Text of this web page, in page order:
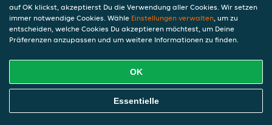
Falafel Teller
12,50 €
Online Essen Bestellen
auf OK klickst, akzeptierst Du die Verwendung aller Cookies. Wir setzen
immer notwendige Cookies. Wähle Einstellungen verwalten, um zu
entscheiden, welche Cookies Du akzeptieren möchtest, um Deine
Präferenzen anzupassen und um weitere Informationen zu finden.
OK
Essentielle